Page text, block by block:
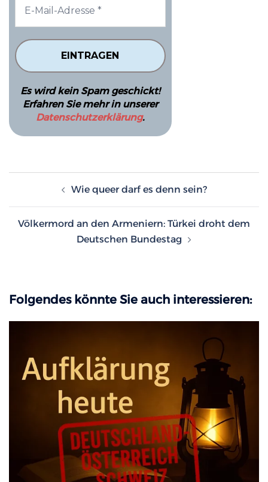
Es wird kein Spam geschickt!
Erfahren Sie mehr in unserer
Datenschutzerklärung.
Wie queer darf es denn sein?
Völkermord an den Armeniern: Türkei droht dem
Deutschen Bundestag
Folgendes könnte Sie auch interessieren: